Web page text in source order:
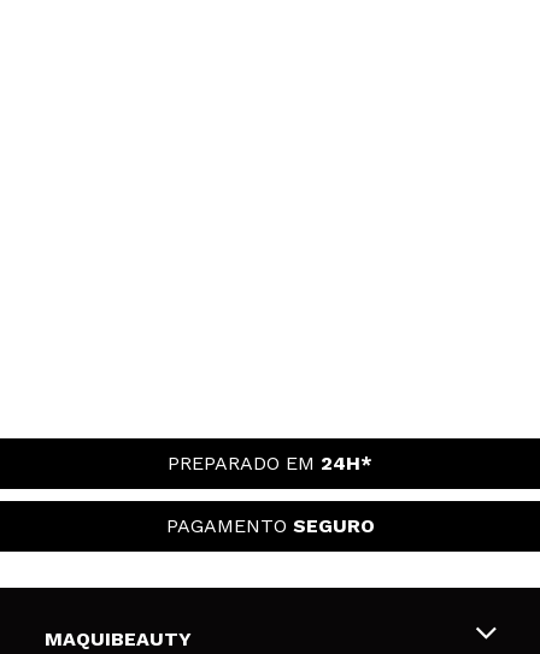
PREPARADO EM 24H*
PAGAMENTO SEGURO
MAQUIBEAUTY